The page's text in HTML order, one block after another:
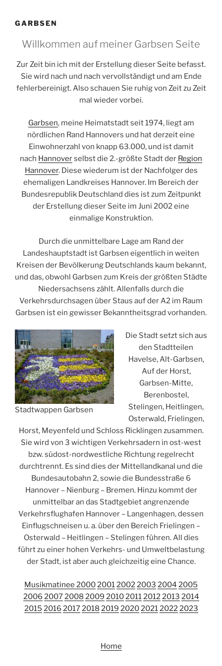
GARBSEN
Willkommen auf meiner Garbsen Seite
Zur Zeit bin ich mit der Erstellung dieser Seite befasst.
Sie wird nach und nach vervollständigt und am Ende
fehlerbereinigt. Also schauen Sie ruhig von Zeit zu Zeit
mal wieder vorbei.
Garbsen, meine Heimatstadt seit 1974, liegt am
nördlichen Rand Hannovers und hat derzeit eine
Einwohnerzahl von knapp 63.000, und ist damit
nach Hannoverselbst die 2.-größte Stadt der Region
Hannover. Diese wiederum ist der Nachfolger des
ehemaligen Landkreises Hannover. Im Bereich der
Bundesrepublik Deutschland dies ist zum Zeitpunkt
der Erstellung dieser Seite im Juni 2002 eine
einmalige Konstruktion.
Durch die unmittelbare Lage am Rand der
Landeshauptstadt ist Garbsen eigentlich in weiten
Kreisen der Bevölkerung Deutschlands kaum bekannt,
und das, obwohl Garbsen zum Kreis der größten Städte
Niedersachsens zählt. Allenfalls durch die
Verkehrsdurchsagen über Staus auf der A2 im Raum
Garbsen ist ein gewisser Bekanntheitsgrad vorhanden.
Stadtwappen Garbsen
Die Stadt setzt sich aus
den Stadtteilen
Havelse, Alt-Garbsen,
Auf der Horst,
Garbsen-Mitte,
Berenbostel,
Stelingen, Heitlingen,
Osterwald, Frielingen,
Horst, Meyenfeld und Schloss Ricklingen zusammen.
Sie wird von 3 wichtigen Verkehrsadern in ost-west
bzw. südost-nordwestliche Richtung regelrecht
durchtrennt. Es sind dies der Mittellandkanal und die
Bundesautobahn 2, sowie die Bundesstraße 6
Hannover – Nienburg – Bremen. Hinzu kommt der
unmittelbar an das Stadtgebiet angrenzende
Verkehrsflughafen Hannover – Langenhagen, dessen
Einflugschneisen u. a. über den Bereich Frielingen –
Osterwald – Heitlingen – Stelingen führen. All dies
führt zu einer hohen Verkehrs- und Umweltbelastung
der Stadt, ist aber auch gleichzeitig eine Chance.
Musikmatinee 2000200120022003 2004 2005
2006 20072008 2009 2010201120122013 2014
2015 2016 20172018 2019 2020202120222023
Home